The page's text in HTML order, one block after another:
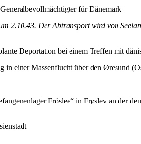
für Dänemark
2.10.43. Der Abtransport wird von
Deportation bei einem Treffen mit
einer Massenflucht über den Øresund
Fröslee“ in Frøslev an der